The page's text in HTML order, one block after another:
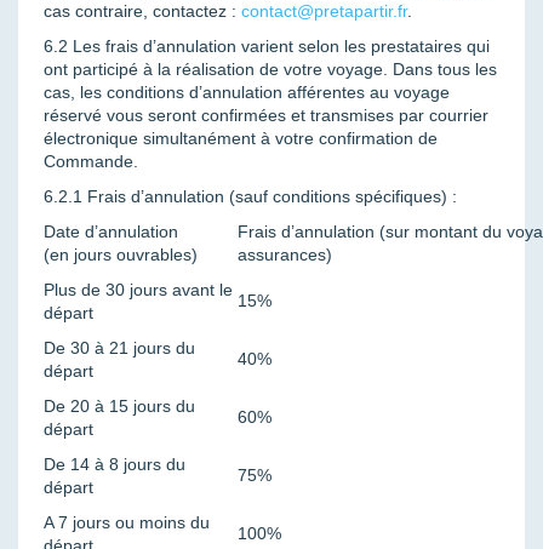
cas contraire, contactez : contact@pretapartir.fr.
6.2 Les frais d’annulation varient selon les prestataires qui
ont participé à la réalisation de votre voyage. Dans tous les
cas, les conditions d’annulation afférentes au voyage
réservé vous seront confirmées et transmises par courrier
électronique simultanément à votre confirmation de
Commande.
6.2.1 Frais d’annulation (sauf conditions spécifiques) :
Date d’annulation
(en jours ouvrables)
Frais d’annulation (sur montant du
assurances)
Plus de 30 jours avant le
départ
15%
De 30 à 21 jours du
départ
40%
De 20 à 15 jours du
départ
60%
De 14 à 8 jours du
départ
75%
A 7 jours ou moins du
100%